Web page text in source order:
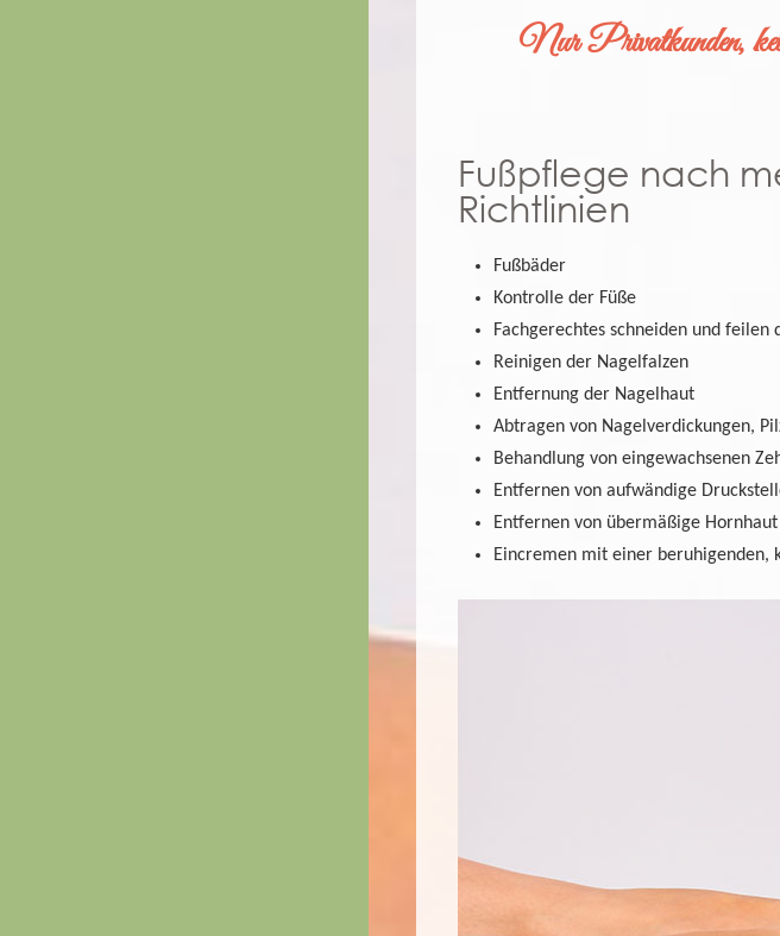
Nur Privatkunden,
Fußpflege nach
Richtlinien
Fußbäder
Kontrolle der Füße
Fachgerechtes schneiden und
Reinigen der Nagelfalzen
Entfernung der Nagelhaut
Abtragen von Nagelverdickungen,
Behandlung von eingewachsenen
Entfernen von aufwändige
Entfernen von übermäßige
Eincremen mit einer beruhigenden,